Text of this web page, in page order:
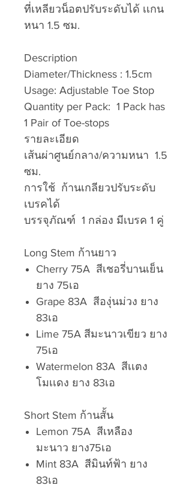
ที่เหลียวน็อตปรับระดับได้ เเกน
หนา 1.5 ซม.
Description
Diameter/Thickness : 1.5cm
Usage: Adjustable Toe Stop
Quantity per Pack: 1 Pack has
1 Pair of Toe-stops
รายละเอียด
เส้นผ่าศูนย์กลาง/ความหนา 1.5
ซม.
การใช้ ก้านเกลียวปรับระดับ
เบรคได้
บรรจุภัณฑ์ 1 กล่อง มีเบรค 1 คู่
Long Stem ก้านยาว
Cherry 75A สีเชอรี่บานเย็น
ยาง 75เอ
Grape 83A สีองุ่นม่วง ยาง
83เอ
Lime 75A สีมะนาวเขียว ยาง
75เอ
Watermelon 83A สีเเตง
โมเเดง ยาง 83เอ
Short Stem ก้านสั้น
Lemon 75A สีเหลือง
มะนาว ยาง75เอ
Mint 83A สีมินท์ฟ้า ยาง
83เอ